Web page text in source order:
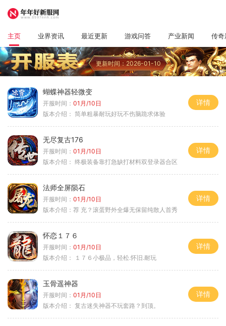
主页 业界资讯 最近更新 游戏问答 产业新闻 传奇
更新时间：2026-01-10
蝴蝶神器轻微变
开服时间： 01月/10日
版本介绍： 简单粗暴耐玩好玩不伤脑跪求体验
详情
无尽复古176
开服时间： 01月/10日
版本介绍： 终极装备靠打急缺打材料双登录器合区
详情
法师全屏陨石
开服时间： 01月/10日
版本介绍： 荐 充？滚蛋野外全爆无保留纯散人首秀
详情
怀恋１７６
开服时间： 01月/10日
版本介绍：
１７６小极品，轻松.怀旧.耐玩
详情
玉骨遥神器
开服时间： 01月/10日
版本介绍： 复古迷失神器不玩套路？到顶。
详情